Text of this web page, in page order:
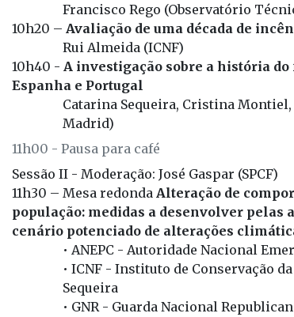
Francisco Rego (Observatório
10h20 – Avaliação de uma década de
Rui Almeida (ICNF)
10h40 - A investigação sobre a história do
Espanha e Portugal
Catarina Sequeira, Cristina
Madrid)
11h00 - Pausa para café
Sessão II - Moderação: José Gaspar (SPCF)
11h30 – Mesa redonda Alteração de
população: medidas a desenvolver pelas
cenário potenciado de alterações
• ANEPC - Autoridade Nacional
• ICNF - Instituto de Conservação
Sequeira
• GNR - Guarda Nacional